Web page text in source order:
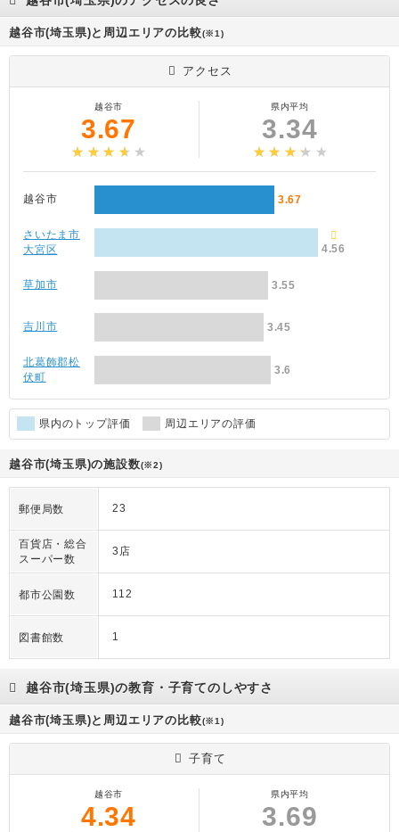
越谷市(埼玉県)と周辺エリアの比較(※1)
アクセス
越谷市
3.67
県内平均
3.34
越谷市 3.67
さいたま市
大宮区
4.56
草加市 3.55
吉川市 3.45
北葛飾郡松
伏町
3.6
県内のトップ評価 周辺エリアの評価
越谷市(埼玉県)の施設数(※2)
郵便局数 23
百貨店・総合
スーパー数
3店
都市公園数 112
図書館数 1
越谷市(埼玉県)の教育・子育てのしやすさ
越谷市(埼玉県)と周辺エリアの比較(※1)
子育て
越谷市
4.34
県内平均
3.69